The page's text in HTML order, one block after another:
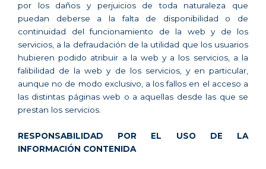
por los daños y perjuicios de toda naturaleza que
puedan deberse a la falta de disponibilidad o de
continuidad del funcionamiento de la web y de los
servicios, a la defraudación de la utilidad que los usuarios
hubieren podido atribuir a la web y a los servicios, a la
falibilidad de la web y de los servicios, y en particular,
aunque no de modo exclusivo, a los fallos en el acceso a
las distintas páginas web o a aquellas desde las que se
prestan los servicios.
RESPONSABILIDAD POR EL USO DE LA
INFORMACIÓN CONTENIDA